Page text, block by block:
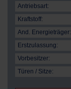
Antriebsart:
Kraftstoff:
And. Energieträger:
Erstzulassung:
Vorbesitzer:
Türen / Sitze: